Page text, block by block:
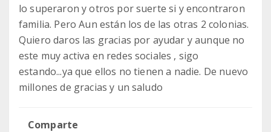
lo superaron y otros por suerte si y encontraron
familia. Pero Aun están los de las otras 2 colonias.
Quiero daros las gracias por ayudar y aunque no
este muy activa en redes sociales , sigo
estando...ya que ellos no tienen a nadie. De nuevo
millones de gracias y un saludo
Comparte